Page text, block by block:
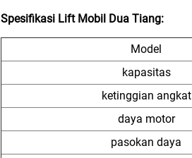
Spesifikasi Lift Mobil Dua Tiang:
Model
kapasitas
ketinggian angkat
daya motor
pasokan daya